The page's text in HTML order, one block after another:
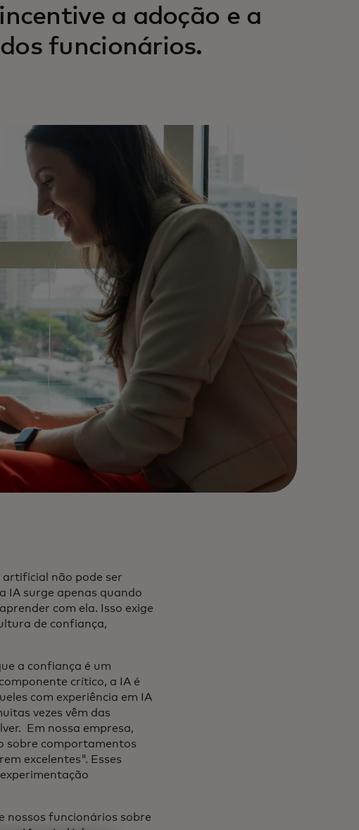
a adoção e a
funcionários.
não pode ser
IA surge apenas quando
com ela. Isso exige
de confiança,
a confiança é um
crítico, a IA é
com experiência em IA
vezes vêm das
Em nossa empresa,
sobre comportamentos
excelentes". Esses
nossos funcionários sobre